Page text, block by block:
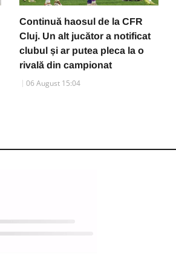
Continuă haosul de la CFR
Cluj. Un alt jucător a notificat
clubul și ar putea pleca la o
rivală din campionat
06 August 15:04